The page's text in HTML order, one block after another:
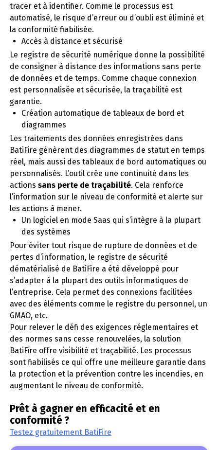
tracer et à identifier. Comme le processus est
automatisé, le risque d’erreur ou d’oubli est éliminé et
la conformité fiabilisée.
Accès à distance et sécurisé
Le registre de sécurité numérique donne la possibilité
de consigner à distance des informations sans perte
de données et de temps. Comme chaque connexion
est personnalisée et sécurisée, la traçabilité est
garantie.
Création automatique de tableaux de bord et
diagrammes
Les traitements des données enregistrées dans
BatiFire génèrent des diagrammes de statut en temps
réel, mais aussi des tableaux de bord automatiques ou
personnalisés. L’outil crée une continuité dans les
actions sans perte de traçabilité. Cela renforce
l’information sur le niveau de conformité et alerte sur
les actions à mener.
Un logiciel en mode Saas qui s’intègre à la plupart
des systèmes
Pour éviter tout risque de rupture de données et de
pertes d’information, le registre de sécurité
dématérialisé de BatiFire a été développé pour
s’adapter à la plupart des outils informatiques de
l’entreprise. Cela permet des connexions facilitées
avec des éléments comme le registre du personnel, un
GMAO, etc.
Pour relever le défi des exigences réglementaires et
des normes sans cesse renouvelées, la solution
BatiFire offre visibilité et traçabilité. Les processus
sont fiabilisés ce qui offre une meilleure garantie dans
la protection et la prévention contre les incendies, en
augmentant le niveau de conformité.
Prêt à gagner en efficacité et en
conformité ?
Testez gratuitement BatiFire